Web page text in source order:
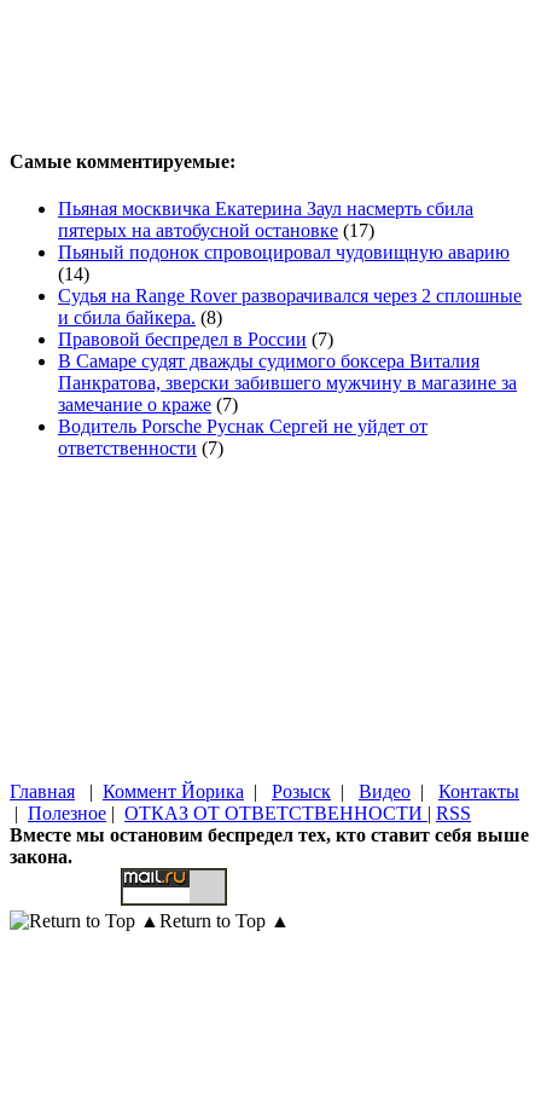
Самые комментируемые:
Пьяная москвичка Екатерина Заул насмерть сбила
пятерых на автобусной остановке (17)
Пьяный подонок спровоцировал чудовищную аварию
(14)
Судья на Range Rover разворачивался через 2 сплошные
и сбила байкера. (8)
Правовой беспредел в России (7)
В Самаре судят дважды судимого боксера Виталия
Панкратова, зверски забившего мужчину в магазине за
замечание о краже (7)
Водитель Porsche Руснак Сергей не уйдет от
ответственности (7)
Главная | Коммент Йорика | Розыск | Видео | Контакты
| Полезное | ОТКАЗ ОТ ОТВЕТСТВЕННОСТИ | RSS
Вместе мы остановим беспредел тех, кто ставит себя выше
закона.
Return to Top ▲